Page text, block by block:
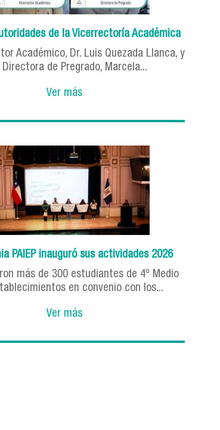
de la Vicerrectoría Académica
Académico, Dr. Luis Quezada Llanca, y
Directora de Pregrado, Marcela...
Ver más
PAIEP inauguró sus actividades 2026
más de 300 estudiantes de 4º Medio
en convenio con los...
Ver más